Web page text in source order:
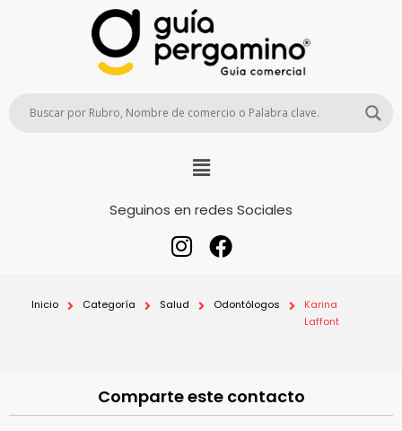
Seguinos en redes Sociales
Inicio Categoría Salud Odontólogos
Karina
Laffont
Comparte este contacto